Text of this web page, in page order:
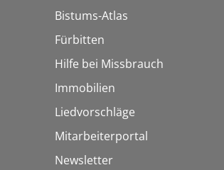
Bistums-Atlas
Fürbitten
Hilfe bei Missbrauch
Immobilien
Liedvorschläge
Mitarbeiterportal
Newsletter